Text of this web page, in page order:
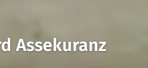
Assekuranz